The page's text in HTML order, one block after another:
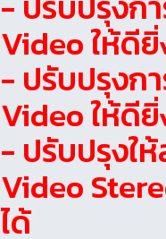
Video ให้ดี
- ปรับปรุงก
Video ให้ดี
- ปรับปรุงใ
Video
ได้